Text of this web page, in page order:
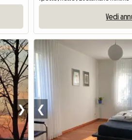
Vedi
❯ ❮